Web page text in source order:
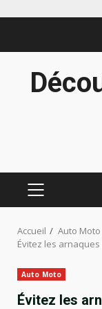
MENU
Accueil
Auto Moto
Évitez les
Auto Moto
Évitez les